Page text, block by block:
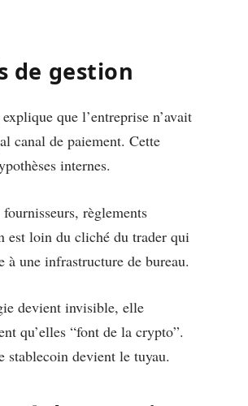
de gestion
que l’entreprise n’avait
canal de paiement. Cette
internes.
règlements
est loin du cliché du trader qui
à une infrastructure de bureau.
devient invisible, elle
qu’elles “font de la crypto”.
stablecoin devient le tuyau.